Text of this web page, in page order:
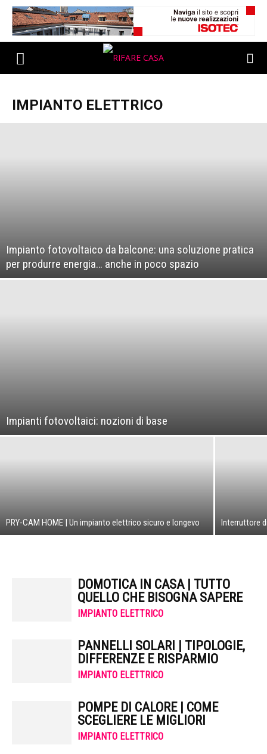
IMPIANTO ELETTRICO
Impianto fotovoltaico da balcone: una soluzione pratica
per produrre energia… anche in poco spazio
Impianti fotovoltaici: nozioni di base
PRY-CAM HOME | Un impianto elettrico sicuro e longevo Interruttore
DOMOTICA IN CASA | TUTTO
QUELLO CHE BISOGNA SAPERE
IMPIANTO ELETTRICO
PANNELLI SOLARI | TIPOLOGIE,
DIFFERENZE E RISPARMIO
IMPIANTO ELETTRICO
POMPE DI CALORE | COME
SCEGLIERE LE MIGLIORI
IMPIANTO ELETTRICO